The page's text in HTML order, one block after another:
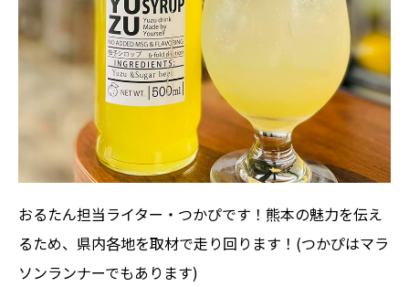
おるたん担当ライター・つかぴです！熊本の魅力を伝え
るため、県内各地を取材で走り回ります！(つかぴはマラ
ソンランナーでもあります)